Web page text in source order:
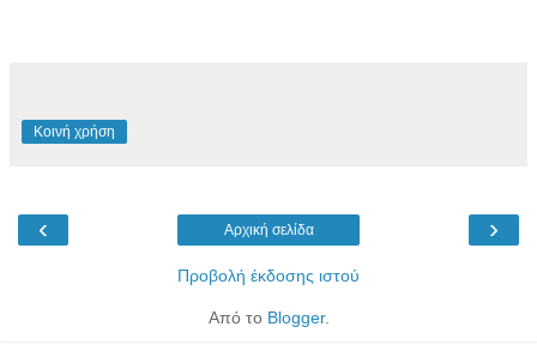
Κοινή χρήση
‹ ›
Αρχική σελίδα
Προβολή έκδοσης ιστού
Από το Blogger.